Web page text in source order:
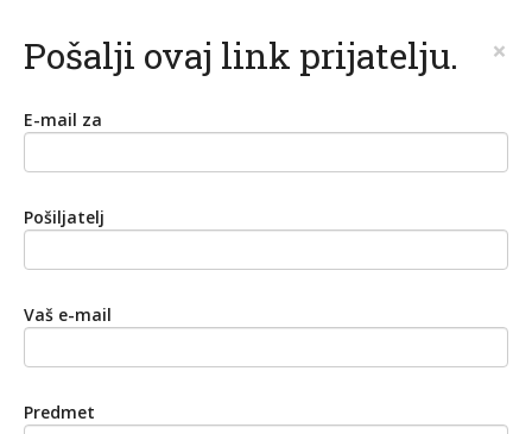
Pošalji ovaj link prijatelju. ×
E-mail za
Pošiljatelj
Vaš e-mail
Predmet